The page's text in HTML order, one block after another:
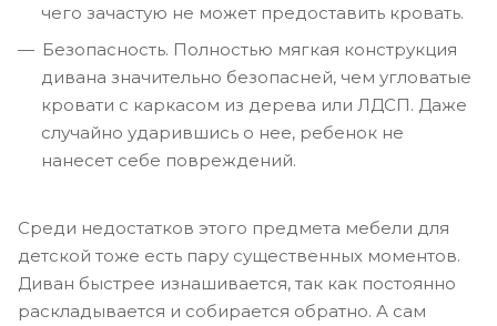
чего зачастую не может предоставить кровать.
Безопасность. Полностью мягкая конструкция
дивана значительно безопасней, чем угловатые
кровати с каркасом из дерева или ЛДСП. Даже
случайно ударившись о нее, ребенок не
нанесет себе повреждений.
Среди недостатков этого предмета мебели для
детской тоже есть пару существенных моментов.
Диван быстрее изнашивается, так как постоянно
раскладывается и собирается обратно. А сам